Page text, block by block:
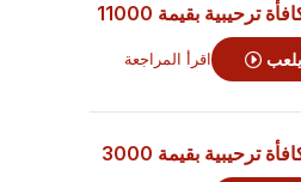
ترحيبية بقيمة 11000
يلعب اقرأ المراجعة
ترحيبية بقيمة 3000